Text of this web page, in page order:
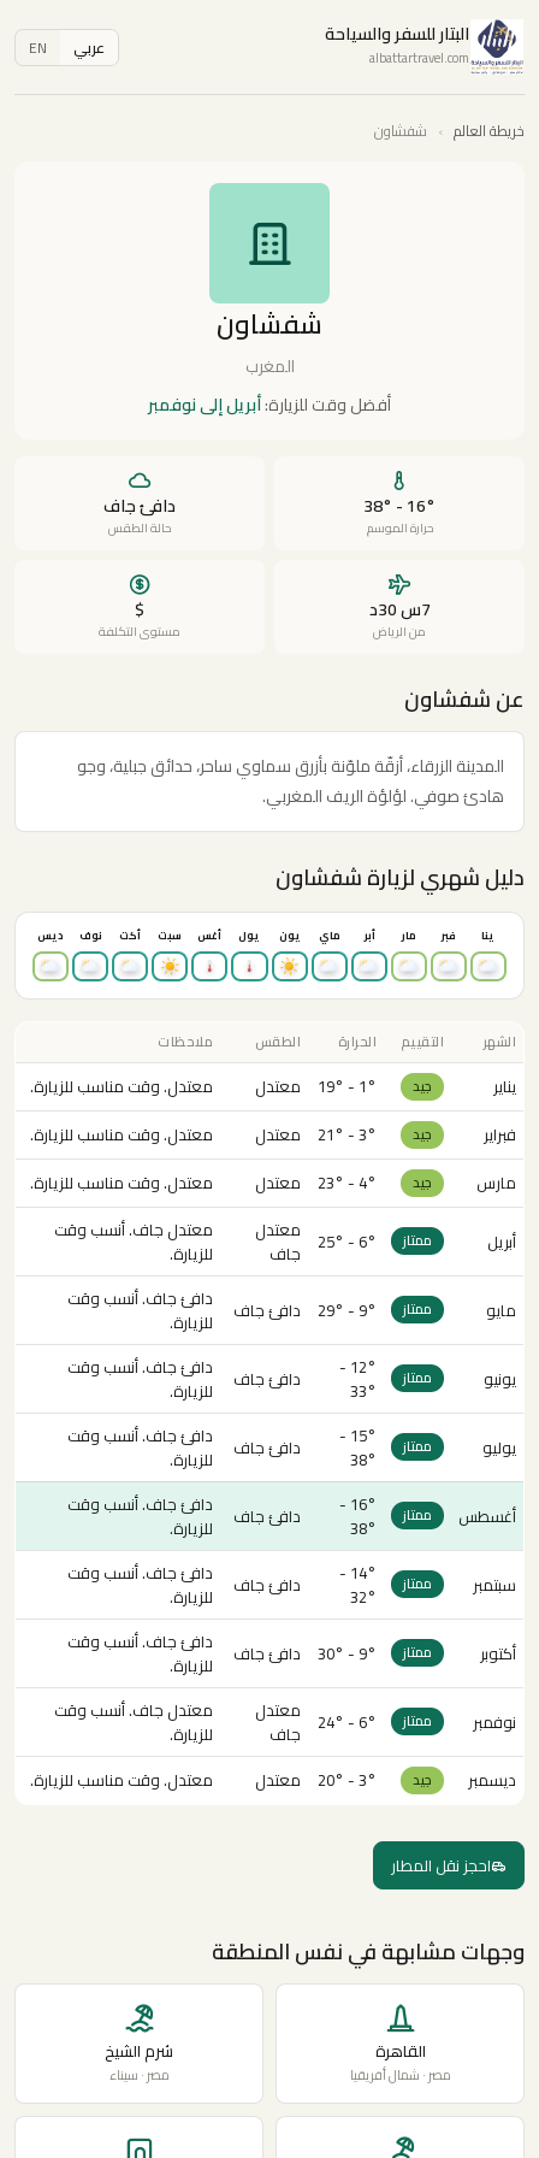
البتار للسفر والسياحة
albattartravel.com عربي EN
خريطة العالم › شفشاون
شفشاون
المغرب
أفضل وقت للزيارة:أبريل إلى نوفمبر
16° - 38°
حرارة الموسم
دافئ جاف
حالة الطقس
7س 30د
من الرياض
$
مستوى التكلفة
عن شفشاون
المدينة الزرقاء، أزقّة ملوّنة بأزرق سماوي ساحر، حدائق جبلية، وجو
هادئ صوفي. لؤلؤة الريف المغربي.
دليل شهري لزيارة شفشاون
ينا فبر مار أبر ماي يون يول أغس سبت أكت نوف ديس
الشهر التقييم الحرارة الطقس ملاحظات
يناير جيد 1° - 19° معتدل
معتدل. وقت مناسب للزيارة.
فبراير
جيد 3° - 21° معتدل
معتدل. وقت مناسب للزيارة.
مارس
جيد 4° - 23° معتدل معتدل. وقت مناسب للزيارة.
أبريل ممتاز 6° - 25°
معتدل
جاف
معتدل جاف. أنسب وقت
للزيارة.
مايو
ممتاز 9° - 29° دافئ جاف
دافئ جاف. أنسب وقت
للزيارة.
يونيو
ممتاز
12° -
33°
دافئ جاف
دافئ جاف. أنسب وقت
للزيارة.
يوليو
ممتاز
15° -
38°
دافئ جاف
دافئ جاف. أنسب وقت
للزيارة.
أغسطس
ممتاز
16° -
38°
دافئ جاف
دافئ جاف. أنسب وقت
للزيارة.
سبتمبر
ممتاز
14° -
32°
دافئ جاف
دافئ جاف. أنسب وقت
للزيارة.
أكتوبر
ممتاز 9° - 30° دافئ جاف
دافئ جاف. أنسب وقت
للزيارة.
نوفمبر
ممتاز 6° - 24°
معتدل
جاف
معتدل جاف. أنسب وقت
للزيارة.
ديسمبر
جيد 3° - 20° معتدل معتدل. وقت مناسب للزيارة.
احجز نقل المطار
وجهات مشابهة في نفس المنطقة
القاهرة
مصر · شمال أفريقيا
شرم الشيخ
مصر · سيناء